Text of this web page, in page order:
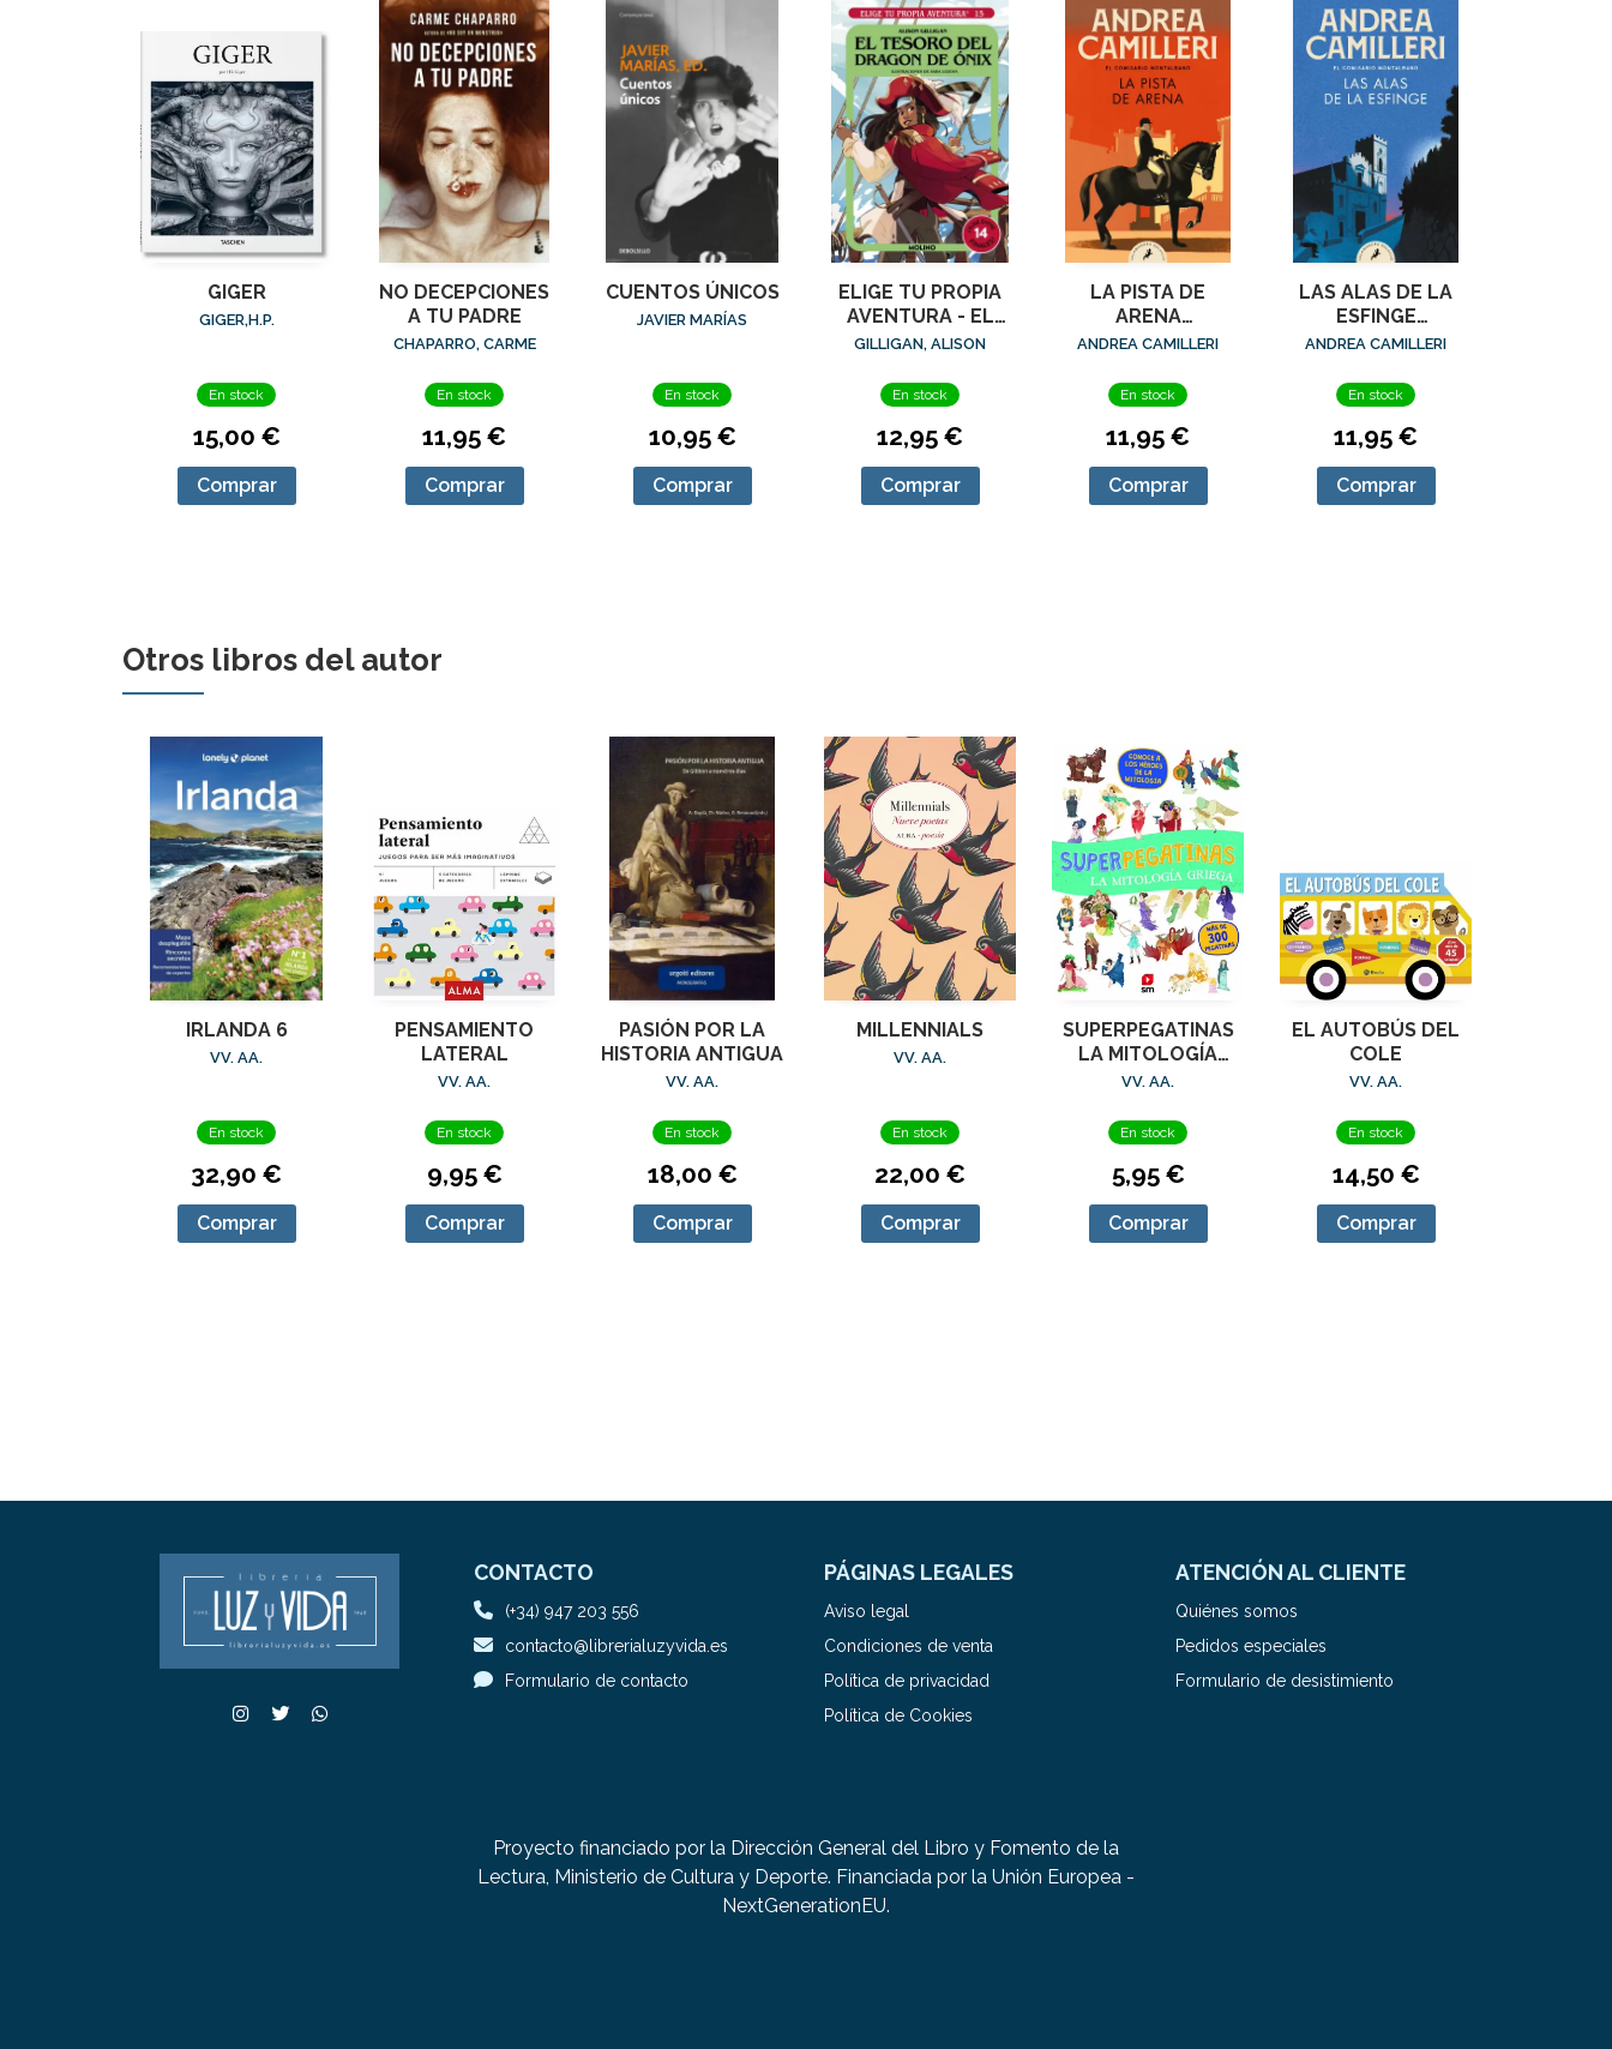
GIGER
GIGER,H.P.
En stock
15,00 €
Comprar
NO DECEPCIONES
A TU PADRE
CHAPARRO, CARME
En stock
11,95 €
Comprar
CUENTOS ÚNICOS
JAVIER MARÍAS
En stock
10,95 €
Comprar
ELIGE TU PROPIA
AVENTURA - EL
TESORO DEL
GILLIGAN, ALISON
En stock
12,95 €
Comprar
LA PISTA DE
ARENA
(COMISARIO
ANDREA CAMILLERI
En stock
11,95 €
Comprar
LAS ALAS DE LA
ESFINGE
(COMISARIO
ANDREA CAMILLERI
En stock
11,95 €
Comprar
Otros libros del autor
IRLANDA 6
VV. AA.
En stock
32,90 €
Comprar
PENSAMIENTO
LATERAL
VV. AA.
En stock
9,95 €
Comprar
PASIÓN POR LA
HISTORIA ANTIGUA
VV. AA.
En stock
18,00 €
Comprar
MILLENNIALS
VV. AA.
En stock
22,00 €
Comprar
SUPERPEGATINAS
LA MITOLOGÍA
GRIEGA
VV. AA.
En stock
5,95 €
Comprar
EL AUTOBÚS DEL
COLE
VV. AA.
En stock
14,50 €
Comprar
CONTACTO
(+34) 947 203 556
contacto@librerialuzyvida.es
Formulario de contacto
PÁGINAS LEGALES
Aviso legal
Condiciones de venta
Política de privacidad
Política de Cookies
ATENCIÓN AL CLIENTE
Quiénes somos
Pedidos especiales
Formulario de desistimiento
Proyecto financiado por la Dirección General del Libro y Fomento de la
Lectura, Ministerio de Cultura y Deporte. Financiada por la Unión Europea -
NextGenerationEU.